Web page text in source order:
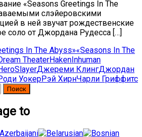
«Seasons Greetings In The
слэйеровскими
в ней звучат рождественские
соло от Джордана Рудесса […]
In The Abyss»«Seasons In The
TheaterHakenInhuman
SlayerДжереми КлингДжордан
УокерРэй ХирнЧарли Гриффитс
to